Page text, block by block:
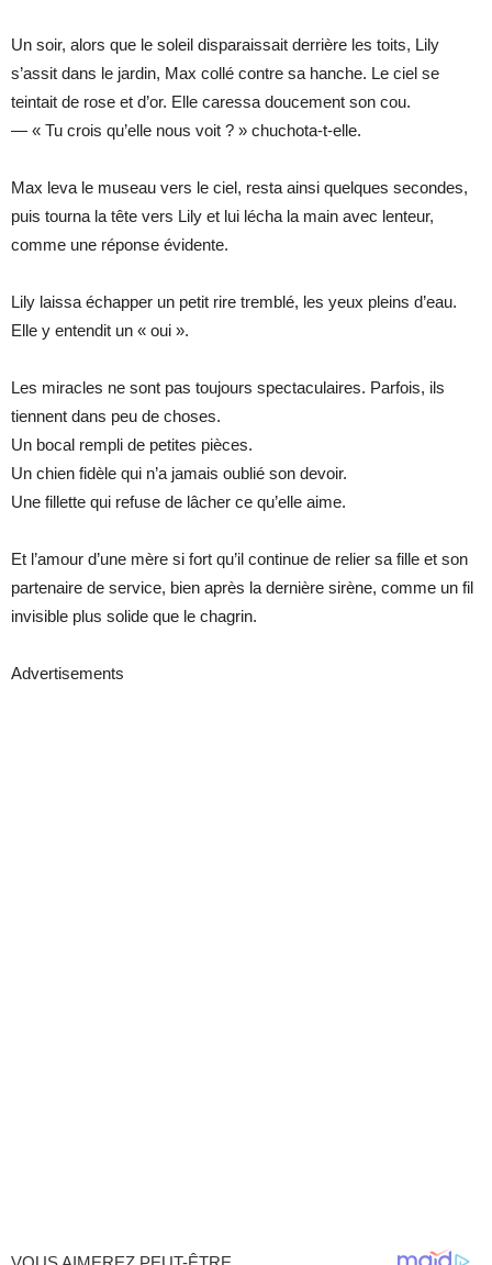
Un soir, alors que le soleil disparaissait derrière les toits, Lily
s’assit dans le jardin, Max collé contre sa hanche. Le ciel se
teintait de rose et d’or. Elle caressa doucement son cou.
— « Tu crois qu’elle nous voit ? » chuchota-t-elle.
Max leva le museau vers le ciel, resta ainsi quelques secondes,
puis tourna la tête vers Lily et lui lécha la main avec lenteur,
comme une réponse évidente.
Lily laissa échapper un petit rire tremblé, les yeux pleins d’eau.
Elle y entendit un « oui ».
Les miracles ne sont pas toujours spectaculaires. Parfois, ils
tiennent dans peu de choses.
Un bocal rempli de petites pièces.
Un chien fidèle qui n’a jamais oublié son devoir.
Une fillette qui refuse de lâcher ce qu’elle aime.
Et l’amour d’une mère si fort qu’il continue de relier sa fille et son
partenaire de service, bien après la dernière sirène, comme un fil
invisible plus solide que le chagrin.
Advertisements